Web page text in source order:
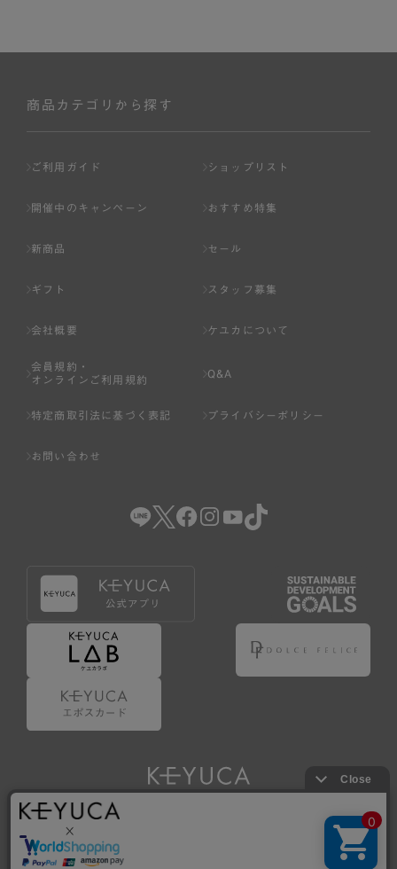
ません。
ページへの入力、または弊社が別途指定する方法に従って
基づき判断した場合は、弊社は、その登録を取り消すこと
のいずれかの事由に該当する場合は、その登録を拒否し、
または事前に通知することなく一旦なされた登録を取り消
いる場合。
（5） その他、本規約または個別規定に違反した場合。
4.会員登録が取り消された場合においても、当該会員は、
弊社とのお取引等により既に発生した支払義務等の取引上
の義務および本規約上の義務の履行責任を免れないものと
します。
5.仮登録とは、ケユカが提供するアプリ等でサービスを利
用するための簡易的な会員登録（以下「仮登録」といいま
6.仮登録をすることで、第9条のポイント付与を受けるこ
とができます。
7.仮登録状態はポイントの利用は行えず、第3条1項の通り
に登録完了することでポイント利用が行えるようになりま
す。
商品カテゴリから探す
ご利用ガイド ショップリスト
開催中のキャンペーン おすすめ特集
新商品 セール
ギフト スタッフ募集
会社概要 ケユカについて
会員規約・
オンラインご利用規約
Q&A
特定商取引法に基づく表記 プライバシーポリシー
お問い合わせ
Copyright © KAWAJUN Co., Ltd. All Rights Reserved.